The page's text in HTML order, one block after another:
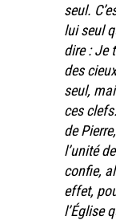
seul.
lui seul
dire : Je
des
seul,
ces
de
l’unité
confie,
effet,
l’Église